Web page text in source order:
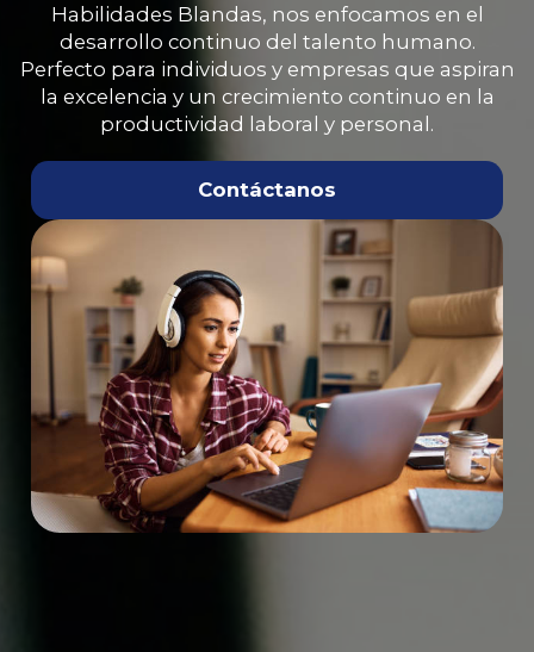
Habilidades Blandas, nos enfocamos en el
desarrollo continuo del talento humano.
Perfecto para individuos y empresas que aspiran
la excelencia y un crecimiento continuo en la
productividad laboral y personal.
Contáctanos